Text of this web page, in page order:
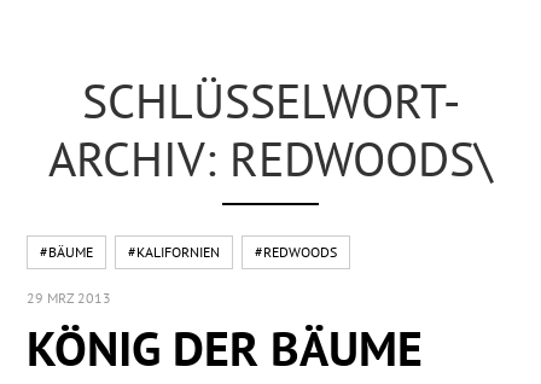
SCHLÜSSELWORT-
ARCHIV: REDWOODS\
#BÄUME #KALIFORNIEN #REDWOODS
29 MRZ 2013
KÖNIG DER BÄUME